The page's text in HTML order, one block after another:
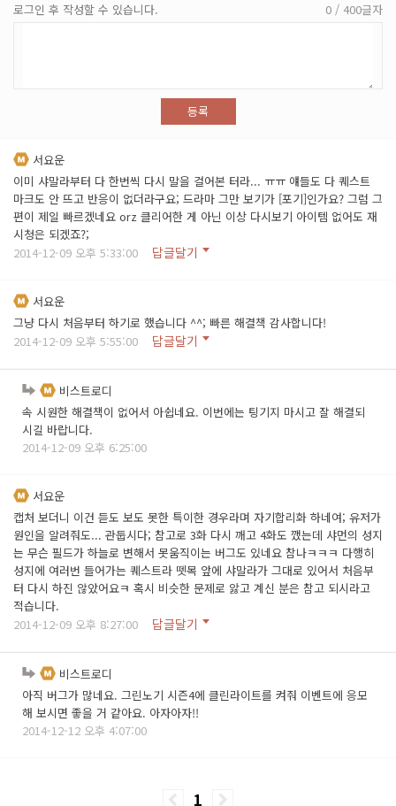
로그인 후 작성할 수 있습니다. 0 / 400글자
등록
서요운
이미 샤말라부터 다 한번씩 다시 말을 걸어본 터라... ㅠㅠ 얘들도 다 퀘스트
마크도 안 뜨고 반응이 없더라구요; 드라마 그만 보기가 [포기]인가요? 그럼 그
편이 제일 빠르겠네요 orz 클리어한 게 아닌 이상 다시보기 아이템 없어도 재
시청은 되겠죠?;
2014-12-09 오후 5:33:00
답글달기
서요운
그냥 다시 처음부터 하기로 했습니다 ^^; 빠른 해결책 감사합니다!
2014-12-09 오후 5:55:00
답글달기
비스트로디
속 시원한 해결책이 없어서 아쉽네요. 이번에는 팅기지 마시고 잘 해결되
시길 바랍니다.
2014-12-09 오후 6:25:00
서요운
캡처 보더니 이건 듣도 보도 못한 특이한 경우라며 자기합리화 하네여; 유저가
원인을 알려줘도... 관둡시다; 참고로 3화 다시 깨고 4화도 깼는데 샤먼의 성지
는 무슨 필드가 하늘로 변해서 못움직이는 버그도 있네요 참나ㅋㅋㅋ 다행히
성지에 여러번 들어가는 퀘스트라 뗏목 앞에 샤말라가 그대로 있어서 처음부
터 다시 하진 않았어요ㅋ 혹시 비슷한 문제로 앓고 계신 분은 참고 되시라고
적습니다.
2014-12-09 오후 8:27:00
답글달기
비스트로디
아직 버그가 많네요. 그린노기 시즌4에 클린라이트를 켜줘 이벤트에 응모
해 보시면 좋을 거 같아요. 아자아자!!
2014-12-12 오후 4:07:00
1